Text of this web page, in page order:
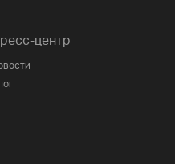
центр